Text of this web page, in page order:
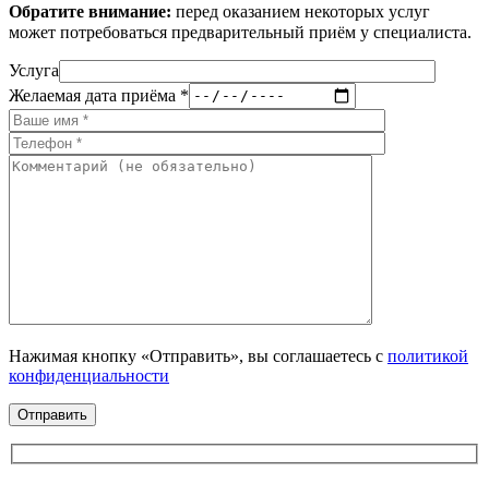
Обратите внимание: перед оказанием некоторых услуг
может потребоваться предварительный приём у специалиста.
Услуга
Желаемая дата приёма *
Нажимая кнопку «Отправить», вы соглашаетесь с политикой
конфиденциальности